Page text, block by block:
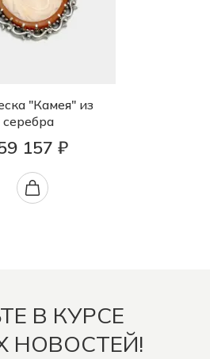
"Камея" из
серебра
157 ₽
В КУРСЕ
НОВОСТЕЙ!